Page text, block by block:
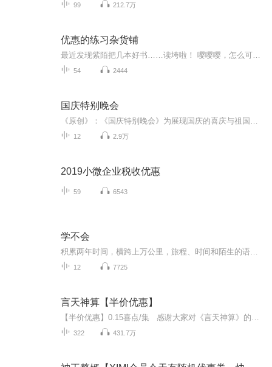
99 212.7万
优惠的练习杂货铺
54 2444
国庆特别晚会
12 2.9万
2019小微企业税收优惠
59 6543
学不会
12 7725
言天神算【半价优惠】
322 431.7万